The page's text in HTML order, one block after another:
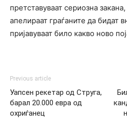
претставуваат сериозна
апелираат граѓаните да бидат
пријавуваат било какво ново
Previous article
Уапсен рекетар од Струга,
барал 20.000 евра од
охриѓанец